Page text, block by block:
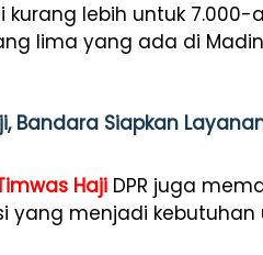
kurang lebih untuk
lima yang ada di
Bandara Siapkan
Haji DPR juga
yang menjadi